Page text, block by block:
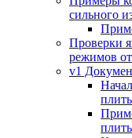
сильного
Проверки
режимов
v1